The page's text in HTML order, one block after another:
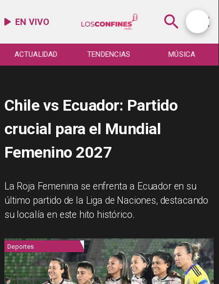
EN VIVO
ACTUALIDAD TENDENCIAS MÚSICA
Chile vs Ecuador: Partido
crucial para el Mundial
Femenino 2027
La Roja Femenina se enfrenta a Ecuador en su
último partido de la Liga de Naciones, destacando
su localía en este hito histórico.
Deportes